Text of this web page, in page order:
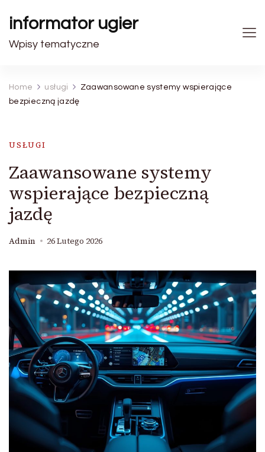
informator ugier
Wpisy tematyczne
Home usługi
Zaawansowane systemy wspierające
bezpieczną jazdę
USŁUGI
Zaawansowane systemy
wspierające bezpieczną
jazdę
Admin 26 Lutego 2026